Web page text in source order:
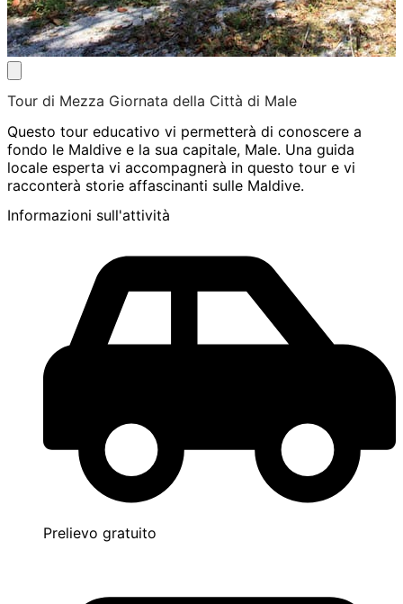
Tour di Mezza Giornata della Città di Male
Questo tour educativo vi permetterà di conoscere a
fondo le Maldive e la sua capitale, Male. Una guida
locale esperta vi accompagnerà in questo tour e vi
racconterà storie affascinanti sulle Maldive.
Informazioni sull'attività
Prelievo gratuito